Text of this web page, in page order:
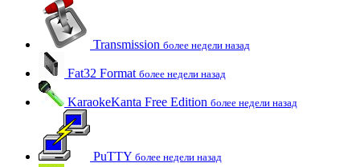
Transmission более недели назад
Fat32 Format более недели назад
KaraokeKanta Free Edition более недели назад
PuTTY более недели назад